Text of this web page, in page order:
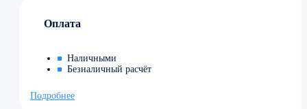
Оплата
Наличными
Безналичный расчёт
Подробнее